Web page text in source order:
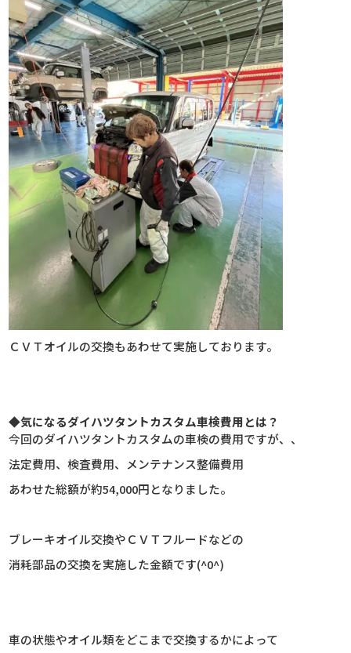
ＣＶＴオイルの交換もあわせて実施しております。
◆気になるダイハツタントカスタム車検費用とは？
今回のダイハツタントカスタムの車検の費用ですが、、
法定費用、検査費用、メンテナンス整備費用
あわせた総額が約54,000円となりました。
ブレーキオイル交換やＣＶＴフルードなどの
消耗部品の交換を実施した金額です(^0^)
車の状態やオイル類をどこまで交換するかによって